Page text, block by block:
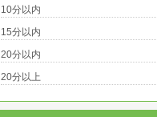
10分以内
15分以内
20分以内
20分以上